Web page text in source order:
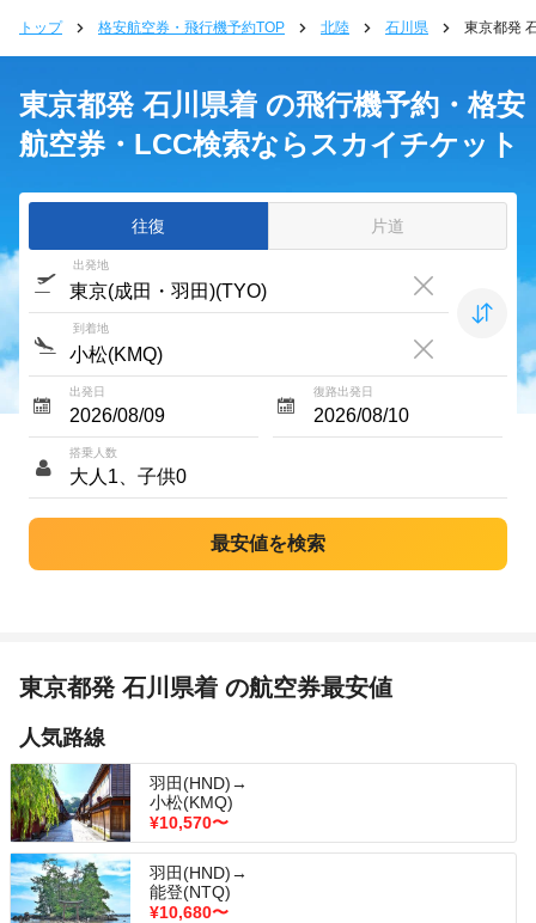
トップ 格安航空券・飛行機予約TOP 北陸 石川県 東京都発
東京都発 石川県着 の飛行機予約・格安
航空券・LCC検索ならスカイチケット
往復 片道
出発地
到着地
出発日 復路出発日
搭乗人数
東京都発 石川県着 の航空券最安値
人気路線
羽田(HND)→
小松(KMQ)
¥10,570〜
羽田(HND)→
能登(NTQ)
¥10,680〜